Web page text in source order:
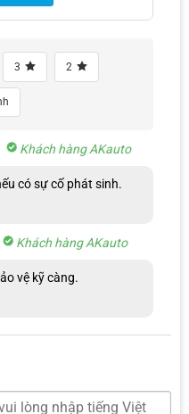
3 2
Khách hàng AKauto
có sự cố phát sinh.
Khách hàng AKauto
vệ kỹ càng.